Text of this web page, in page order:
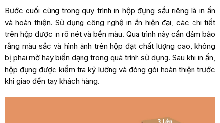
Bước cuối cùng trong quy trình in hộp đựng sầu riêng là in ấn
và hoàn thiện. Sử dụng công nghệ in ấn hiện đại, các chi tiết
trên hộp được in rõ nét và bền màu. Quá trình này cần đảm bảo
rằng màu sắc và hình ảnh trên hộp đạt chất lượng cao, không
bị phai mờ hay biến dạng trong quá trình sử dụng. Sau khi in ấn,
hộp đựng được kiểm tra kỹ lưỡng và đóng gói hoàn thiện trước
khi giao đến tay khách hàng.